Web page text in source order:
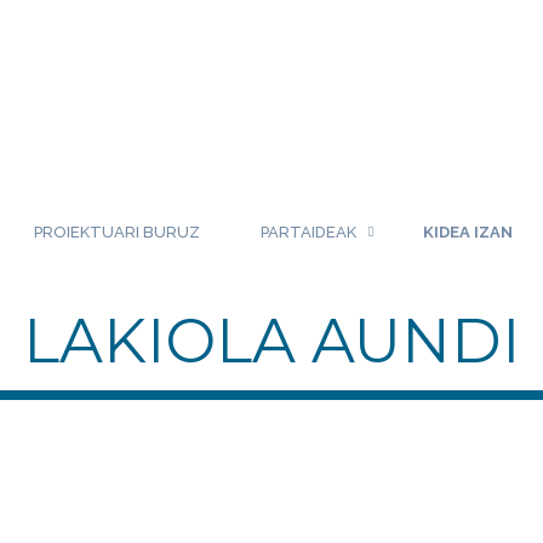
PROIEKTUARI BURUZ PARTAIDEAK KIDEA IZAN
LAKIOLA AUNDI